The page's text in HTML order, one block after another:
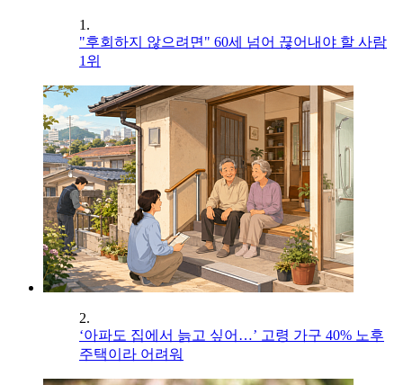
1.
"후회하지 않으려면" 60세 넘어 끊어내야 할 사람
1위
2.
‘아파도 집에서 늙고 싶어…’ 고령 가구 40% 노후
주택이라 어려워